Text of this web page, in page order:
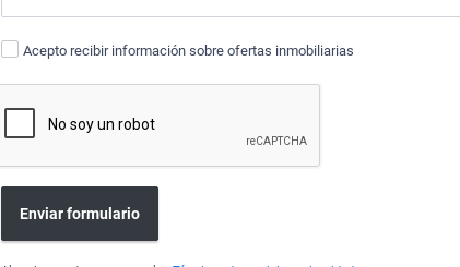
Acepto recibir información sobre ofertas inmobiliarias
Enviar formulario